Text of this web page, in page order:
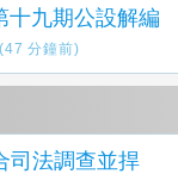
九期公設解編
(47 分鐘前)
法調查並捍